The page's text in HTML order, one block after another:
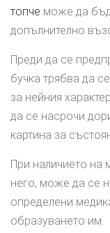
топче може да
допълнително
Преди да се
бучка трябва да
за нейния
да се насрочи
картина за
При наличието на
него, може да се
определени
образуването им.